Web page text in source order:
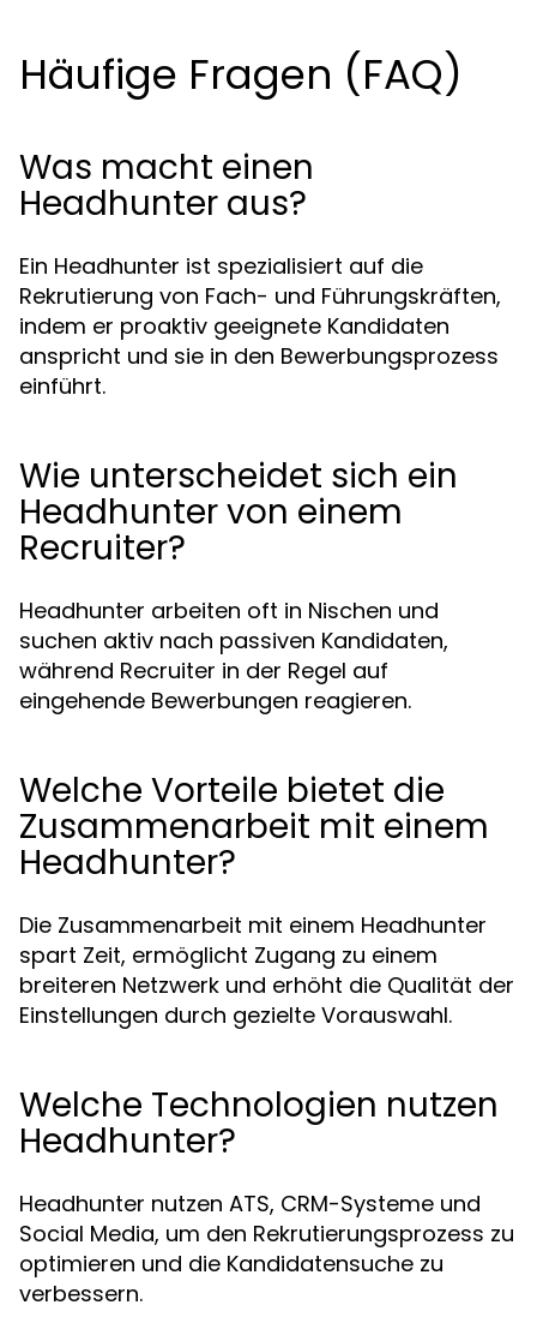
Häufige Fragen (FAQ)
Was macht einen
Headhunter aus?
Ein Headhunter ist spezialisiert auf die
Rekrutierung von Fach- und Führungskräften,
indem er proaktiv geeignete Kandidaten
anspricht und sie in den Bewerbungsprozess
einführt.
Wie unterscheidet sich ein
Headhunter von einem
Recruiter?
Headhunter arbeiten oft in Nischen und
suchen aktiv nach passiven Kandidaten,
während Recruiter in der Regel auf
eingehende Bewerbungen reagieren.
Welche Vorteile bietet die
Zusammenarbeit mit einem
Headhunter?
Die Zusammenarbeit mit einem Headhunter
spart Zeit, ermöglicht Zugang zu einem
breiteren Netzwerk und erhöht die Qualität der
Einstellungen durch gezielte Vorauswahl.
Welche Technologien nutzen
Headhunter?
Headhunter nutzen ATS, CRM-Systeme und
Social Media, um den Rekrutierungsprozess zu
optimieren und die Kandidatensuche zu
verbessern.